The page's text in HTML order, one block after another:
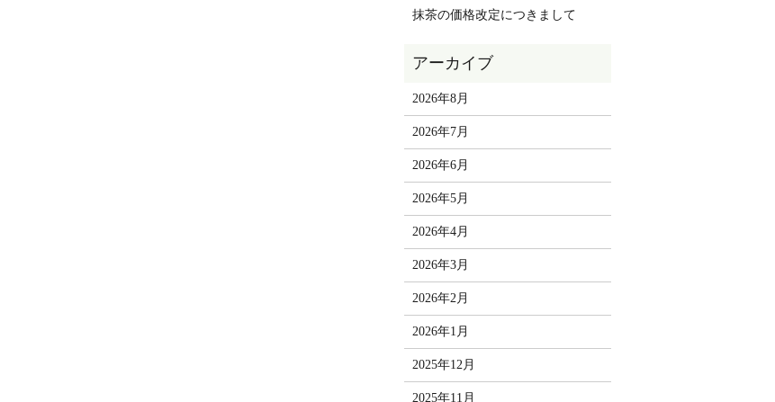
抹茶の価格改定につきまして
2026年8月
2026年7月
2026年6月
2026年5月
2026年4月
2026年3月
2026年2月
2026年1月
2025年12月
2025年11月